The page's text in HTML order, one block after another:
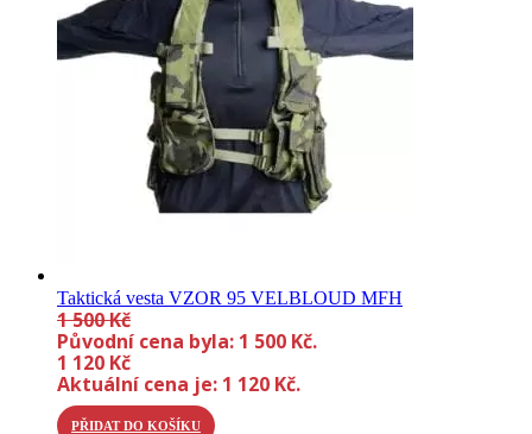
Taktická vesta VZOR 95 VELBLOUD MFH
1 500Kč
Původní cena byla: 1 500 Kč.
1 120 Kč
Aktuální cena je: 1 120 Kč.
PŘIDAT DO KOŠÍKU